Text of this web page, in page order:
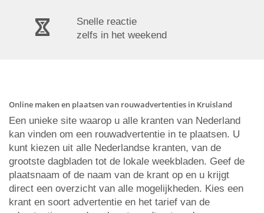
Snelle reactie
zelfs in het weekend
Online maken en plaatsen van rouwadvertenties in Kruisland
Een unieke site waarop u alle kranten van Nederland
kan vinden om een rouwadvertentie in te plaatsen. U
kunt kiezen uit alle Nederlandse kranten, van de
grootste dagbladen tot de lokale weekbladen. Geef de
plaatsnaam of de naam van de krant op en u krijgt
direct een overzicht van alle mogelijkheden. Kies een
krant en soort advertentie en het tarief van de